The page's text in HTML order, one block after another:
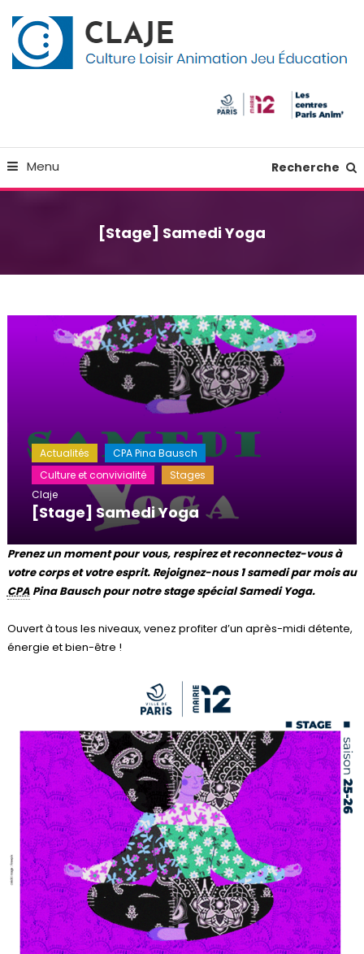
To
Content
Menu Recherche
[Stage] Samedi Yoga
Actualités
CPA Pina Bausch
Culture et convivialité
Stages
Claje
[Stage] Samedi Yoga
Prenez un moment pour vous, respirez et reconnectez-vous à
votre corps et votre esprit. Rejoignez-nous 1 samedi par mois au
CPAPina Bausch pour notre stage spécial Samedi Yoga.
Ouvert à tous les niveaux, venez profiter d’un après-midi détente,
énergie et bien-être !